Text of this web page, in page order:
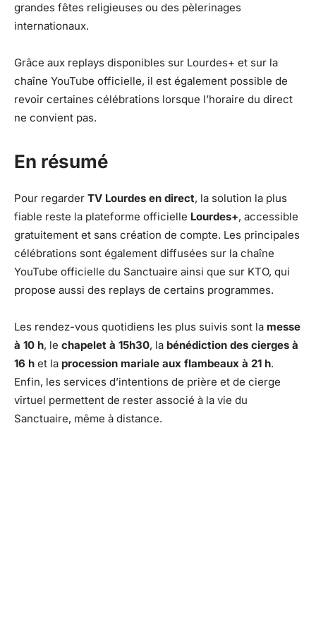
grandes fêtes religieuses ou des pèlerinages
internationaux.
Grâce aux replays disponibles sur Lourdes+ et sur la
chaîne YouTube officielle, il est également possible de
revoir certaines célébrations lorsque l’horaire du direct
ne convient pas.
En résumé
Pour regarder TV Lourdes en direct, la solution la plus
fiable reste la plateforme officielle Lourdes+, accessible
gratuitement et sans création de compte. Les principales
célébrations sont également diffusées sur la chaîne
YouTube officielle du Sanctuaire ainsi que sur KTO, qui
propose aussi des replays de certains programmes.
Les rendez-vous quotidiens les plus suivis sont la messe
à 10 h, le chapelet à 15h30, la bénédiction des cierges à
16 h et la procession mariale aux flambeaux à 21 h.
Enfin, les services d’intentions de prière et de cierge
virtuel permettent de rester associé à la vie du
Sanctuaire, même à distance.